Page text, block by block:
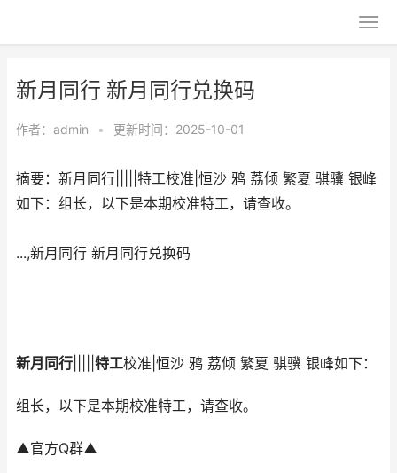
新月同行 新月同行兑换码
作者： admin • 更新时间：2025-10-01
摘要：新月同行|||||特工校准|恒沙 鸦 荔倾 繁夏 骐骥 银峰
如下：组长，以下是本期校准特工，请查收。
...,新月同行 新月同行兑换码
新月同行 特工校准|恒沙 鸦 荔倾 繁夏 骐骥 银峰如下：
组长，以下是本期校准特工，请查收。
▲官方Q群▲